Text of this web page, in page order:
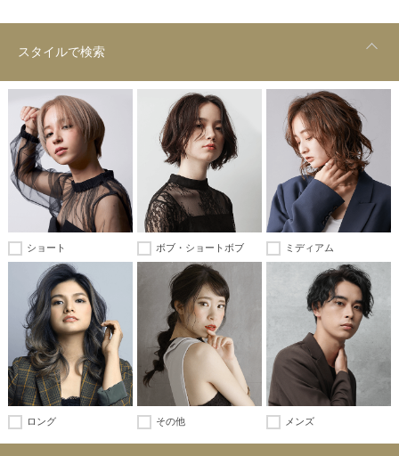
スタイルで検索
ショート ボブ・ショートボブ ミディアム
ロング その他 メンズ